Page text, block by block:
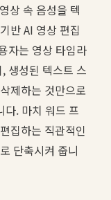
상 속 음성을 텍
반 AI 영상 편집
자는 영상 타임라
생성된 텍스트 스
제하는 것만으로
다. 마치 워드 프
집하는 직관적인
단축시켜 줍니